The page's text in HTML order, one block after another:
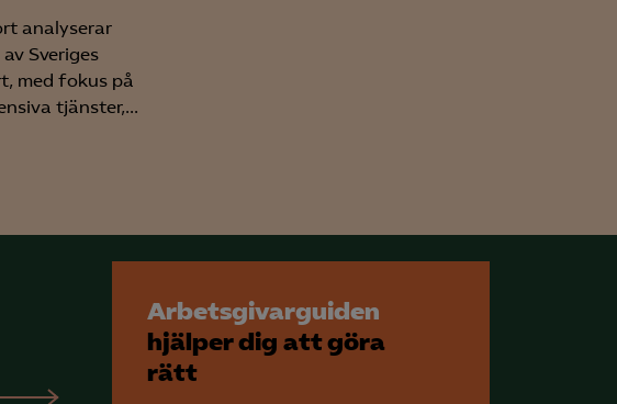
analyserar
Sveriges
med fokus på
tjänster,...
Arbetsgivarguiden
hjälper dig att göra
rätt